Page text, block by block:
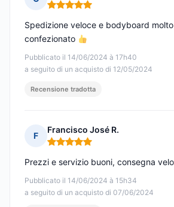
Nota: 5 su 5
Pubblicato il 14/06/2024 à 17h40
a seguito di un acquisto di 12/05/2024
Spedizione veloce e bodyboard
confezionato
Recensione tradotta
F
Francisco José R.
Nota: 5 su 5
Pubblicato il 14/06/2024 à 15h34
a seguito di un acquisto di 07/06/2024
Prezzi e servizio buoni, consegna